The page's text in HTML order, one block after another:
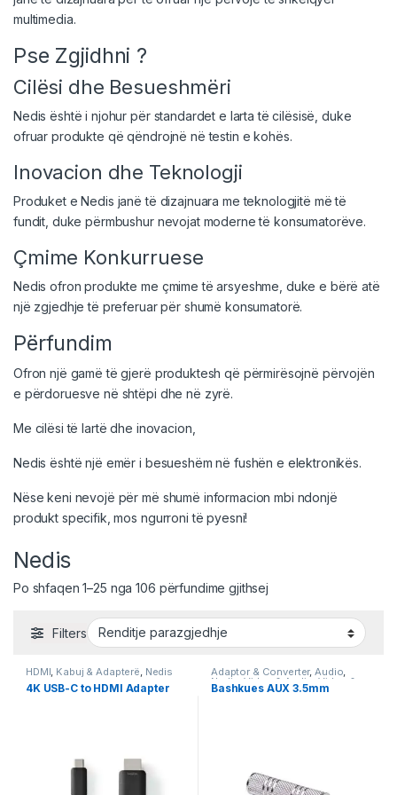
multimedia.
Pse Zgjidhni ?
Cilësi dhe Besueshmëri
Nedis është i njohur për standardet e larta të cilësisë, duke
ofruar produkte që qëndrojnë në testin e kohës.
Inovacion dhe Teknologji
Produket e Nedis janë të dizajnuara me teknologjitë më të
fundit, duke përmbushur nevojat moderne të konsumatorëve.
Çmime Konkurruese
Nedis ofron produkte me çmime të arsyeshme, duke e bërë atë
një zgjedhje të preferuar për shumë konsumatorë.
Përfundim
Ofron një gamë të gjerë produktesh që përmirësojnë përvojën
e përdoruesve në shtëpi dhe në zyrë.
Me cilësi të lartë dhe inovacion,
Nedis është një emër i besueshëm në fushën e elektronikës.
Nëse keni nevojë për më shumë informacion mbi ndonjë
produkt specifik, mos ngurroni të pyesni!
Nedis
Po shfaqen 1–25 nga 106 përfundime gjithsej
Filters
HDMI, Kabuj & Adapterë, Nedis
4K USB-C to HDMI Adapter
Adaptor & Converter,Audio,
Nedis,Video & Audio Video &
Audio
Bashkues AUX 3.5mm